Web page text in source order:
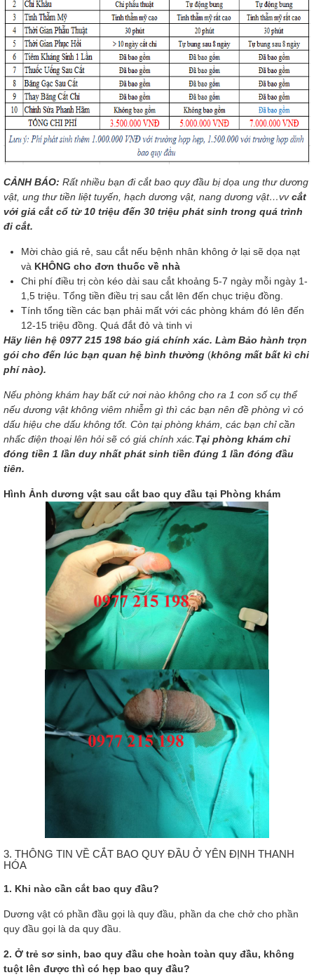
CẢNH BÁO: Rất nhiều bạn đi cắt bao quy đầu bị dọa ung thư dương
vật, ung thư tiền liệt tuyến, hạch dương vật, nang dương vật…vvcắt
với giá cắt cổ từ 10 triệu đến 30 triệu phát sinh trong quá trình
đi cắt.
Mời chào giá rẻ, sau cắt nếu bệnh nhân không ở lại sẽ dọa nạt
và KHÔNG cho đơn thuốc về nhà
Chi phí điều trị còn kéo dài sau cắt khoảng 5-7 ngày mỗi ngày 1-
1,5 triệu. Tổng tiền điều trị sau cắt lên đến chục triệu đồng.
Tính tổng tiền các bạn phải mất với các phòng khám đó lên đến
12-15 triệu đồng. Quá đắt đỏ và tinh vi
Hãy liên hệ 0977 215 198 báo giá chính xác. Làm Bảo hành trọn
gói cho đến lúc bạn quan hệ bình thường (không mất bất kì chi
phí nào).
Nếu phòng khám hay bất cứ nơi nào không cho ra 1 con số cụ thể
nếu dương vật không viêm nhiễm gì thì các bạn nên đề phòng vì có
dấu hiệu che dấu không tốt. Còn tại phòng khám, các bạn chỉ cần
nhấc điện thoại lên hỏi sẽ có giá chính xác. Tại phòng khám chỉ
đóng tiền 1 lần duy nhất phát sinh tiền đúng 1 lần đóng đầu
tiên.
Hình Ảnh dương vật sau cắt bao quy đầu tại Phòng khám
3. THÔNG TIN VỀ CẮT BAO QUY ĐẦU Ở YÊN ĐỊNH THANH
HÓA
1. Khi nào cần cắt bao quy đầu?
Dương vật có phần đầu gọi là quy đầu, phần da che chở cho phần
quy đầu gọi là da quy đầu.
2. Ở trẻ sơ sinh, bao quy đầu che hoàn toàn quy đầu, không
tuột lên được thì có hẹp bao quy đầu?